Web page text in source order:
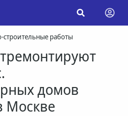
строительные работы
домов
Москве